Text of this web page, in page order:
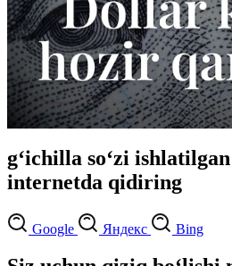
g‘ichilla so‘zi
internetda qidiring
Google Яндекс Bing